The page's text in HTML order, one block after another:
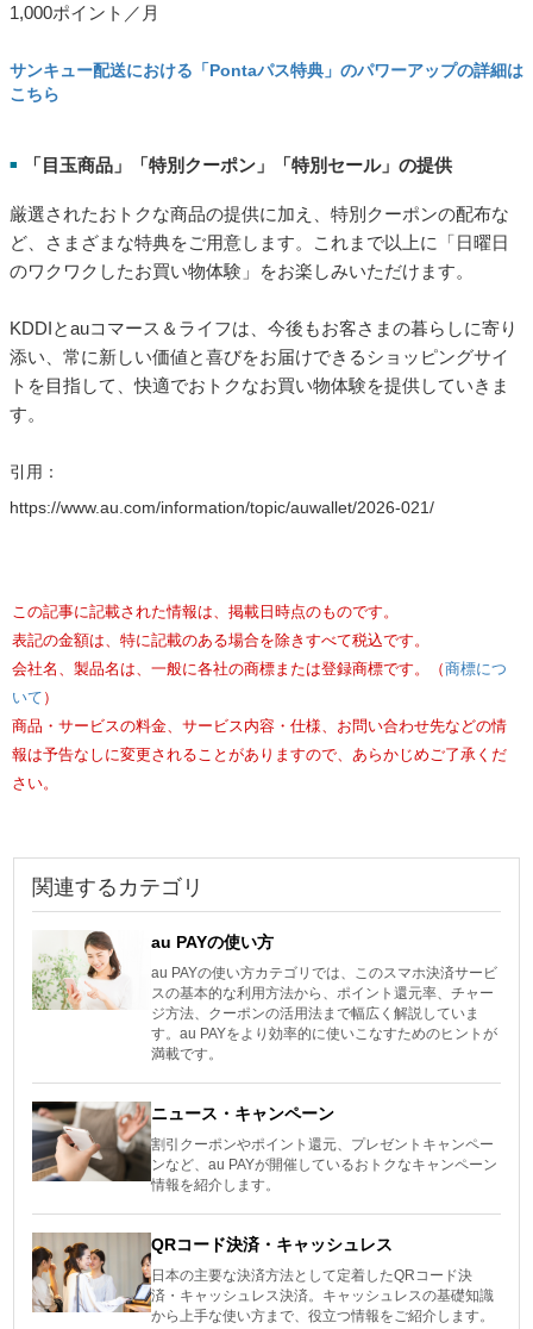
1,000ポイント／月
サンキュー配送における「Pontaパス特典」のパワーアップの詳細は
こちら
■ 「目玉商品」「特別クーポン」「特別セール」の提供
厳選されたおトクな商品の提供に加え、特別クーポンの配布な
ど、さまざまな特典をご用意します。これまで以上に「日曜日
のワクワクしたお買い物体験」をお楽しみいただけます。
KDDIとauコマース＆ライフは、今後もお客さまの暮らしに寄り
添い、常に新しい価値と喜びをお届けできるショッピングサイ
トを目指して、快適でおトクなお買い物体験を提供していきま
す。
引用：
https://www.au.com/information/topic/auwallet/2026-021/
この記事に記載された情報は、掲載日時点のものです。
表記の金額は、特に記載のある場合を除きすべて税込です。
会社名、製品名は、一般に各社の商標または登録商標です。（ 商標につ
いて ）
商品・サービスの料金、サービス内容・仕様、お問い合わせ先などの情
報は予告なしに変更されることがありますので、あらかじめご了承くだ
さい。
関連するカテゴリ
au PAYの使い方
au PAYの使い方カテゴリでは、このスマホ決済サービ
スの基本的な利用方法から、ポイント還元率、チャー
ジ方法、クーポンの活用法まで幅広く解説していま
す。au PAYをより効率的に使いこなすためのヒントが
満載です。
ニュース・キャンペーン
割引クーポンやポイント還元、プレゼントキャンペー
ンなど、au PAYが開催しているおトクなキャンペーン
情報を紹介します。
QRコード決済・キャッシュレス
日本の主要な決済方法として定着したQRコード決
済・キャッシュレス決済。キャッシュレスの基礎知識
から上手な使い方まで、役立つ情報をご紹介します。